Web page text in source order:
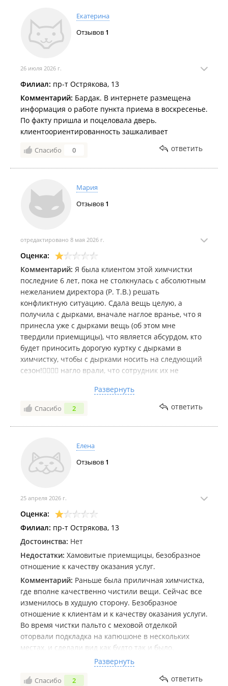
Екатерина
Отзывов 1
26 июля 2026 г.
Филиал: пр-т Острякова, 13
Комментарий: Бардак. В интернете размещена
информация о работе пункта приема в воскресенье.
По факту пришла и поцеловала дверь.
клиентоориентированность зашкаливает
Спасибо 0 ответить
Мария
Отзывов 1
отредактировано 8 мая 2026 г.
Оценка:
Комментарий: Я была клиентом этой химчистки
последние 6 лет, пока не столкнулась с абсолютным
нежеланием директора (Р. Т.В.) решать
конфликтную ситуацию. Сдала вещь целую, а
получила с дырками, вначале наглое вранье, что я
принесла уже с дырками вещь (об этом мне
твердили приемщицы), что является абсурдом, кто
будет приносить дорогую куртку с дырками в
химчистку, чтобы с дырками носить на следующий
сезон!🤦‍♀️🤦‍♀️ нагло врали, что сотрудник их не
не отвечали долгое время. Спустя ТРИ ❗️ моих
заявления, директор ответила, естественно идет в
отказ.
После я писала еще заявление, а директор снова
ответом на мою претензию!
Не советую эту химчистку, т к директор не
заинтересована в решении подобных вопросов и не
по решению вопроса 0.
10 раз подумайте , прежде чем сдавать сюда вещь!
Развернуть
Спасибо 2 ответить
Елена
Отзывов 1
25 апреля 2026 г.
Оценка:
Филиал: пр-т Острякова, 13
Достоинства: Нет
Недостатки: Хамовитые приемщицы, безобразное
отношение к качеству оказания услуг.
Комментарий: Раньше была приличная химчистка,
где вполне качественно чистили вещи. Сейчас все
изменилось в худшую сторону. Безобразное
отношение к клиентам и к качеству оказания услуги.
Во время чистки пальто с меховой отделкой
оторвали подкладка на капюшоне в нескольких
местах, и сделали вид как будто так и было.
Компенсировать отказались, предложили якобы
устранить повреждения ещё через 10 дней. А когда
вы возвращали пальто из чистки, вы не видели что
Развернуть
Спасибо 2 ответить